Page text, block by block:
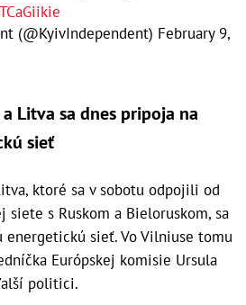
(@KyivIndependent) February 9,
Litva sa dnes pripoja na
sieť
ktoré sa v sobotu odpojili od
s Ruskom a Bieloruskom, sa
sieť. Vo Vilniuse tomu
Európskej komisie Ursula
politici.